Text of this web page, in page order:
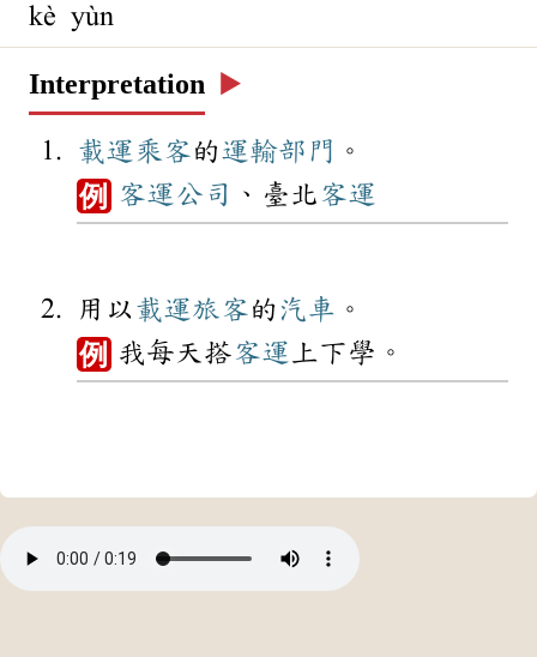
kè yùn
Interpretation ▶️
載運 乘客的運輸部門 。
例 客運公司 、臺北 客運
用以 載運旅客的 汽車 。
例 我每天搭客運 上下學。